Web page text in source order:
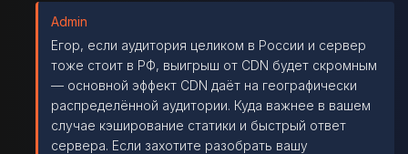
Admin
Егор, если аудитория целиком в России и сервер
тоже стоит в РФ, выигрыш от CDN будет скромным
— основной эффект CDN даёт на географически
распределённой аудитории. Куда важнее в вашем
случае кэширование статики и быстрый ответ
сервера. Если захотите разобрать вашу